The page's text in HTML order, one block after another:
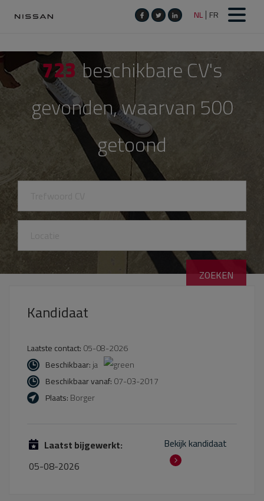
723beschikbare CV's
gevonden, waarvan 500
getoond
Kandidaat
Laatste contact:05-08-2026
Beschikbaar:ja
Beschikbaar vanaf:07-03-2017
Plaats:Borger
Laatst bijgewerkt:
05-08-2026
Bekijk kandidaat